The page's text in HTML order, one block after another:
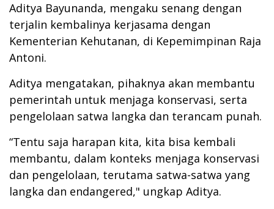
Aditya Bayunanda, mengaku senang dengan
terjalin kembalinya kerjasama dengan
Kementerian Kehutanan, di Kepemimpinan Raja
Antoni.
Aditya mengatakan, pihaknya akan membantu
pemerintah untuk menjaga konservasi, serta
pengelolaan satwa langka dan terancam punah.
“Tentu saja harapan kita, kita bisa kembali
membantu, dalam konteks menjaga konservasi
dan pengelolaan, terutama satwa-satwa yang
langka dan endangered," ungkap Aditya.